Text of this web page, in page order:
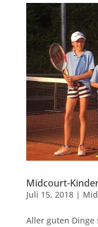
Midcourt-
Juli 15, 2018|
Aller guten Dinge